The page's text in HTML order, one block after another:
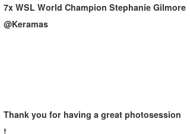
7x WSL World Champion Stephanie Gilmore
@Keramas
Thank you for having a great photosession
!